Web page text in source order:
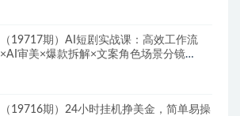
（19717期）AI短剧实战课：高效工作流
×AI审美×爆款拆解×文案角色场景分镜
（19716期）24小时挂机挣美金，简单易操